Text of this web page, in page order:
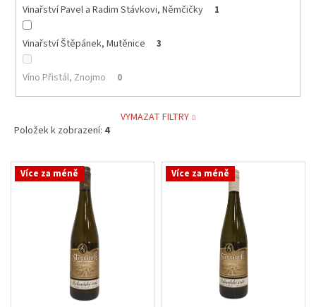
Vinařství Pavel a Radim Stávkovi, Němčičky 1
Vinařství Štěpánek, Mutěnice 3
Víno Přistál, Znojmo 0
VYMAZAT FILTRY
Položek k zobrazení: 4
V Více za méně Více za méně